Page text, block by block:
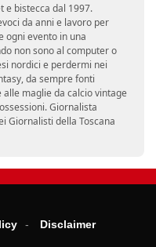
e bistecca dal 1997.
da anni e lavoro per
ogni evento in una
non sono al computer o
nordici e perdermi nei
da sempre fonti
maglie da calcio vintage
Giornalista
Giornalisti della Toscana
Disclaimer